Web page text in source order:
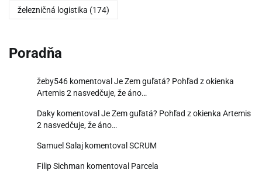
železničná logistika (174)
Poradňa
žeby546 komentovalJe Zem guľatá? Pohľad z okienka
Artemis 2 nasvedčuje, že áno…
Daky komentovalJe Zem guľatá? Pohľad z okienka Artemis
2 nasvedčuje, že áno…
Samuel Salaj komentovalSCRUM
Filip Sichman komentoval Parcela